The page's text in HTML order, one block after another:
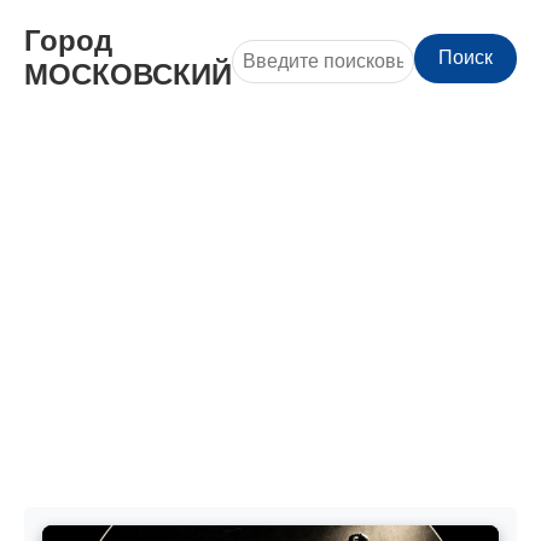
Город
МОСКОВСКИЙ
Поиск